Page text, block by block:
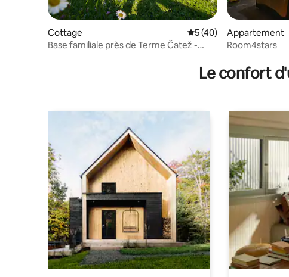
Cottage Évaluation moyenne sur
5 (40)
Base familiale près de Terme Čatež -
Appartement
Room4stars
Le confort